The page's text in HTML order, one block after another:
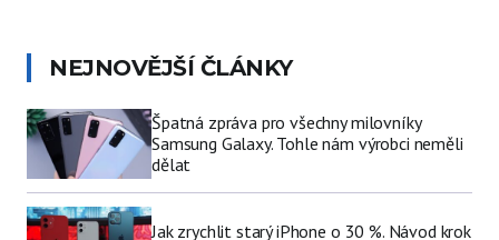
NEJNOVĚJŠÍ ČLÁNKY
Špatná zpráva pro všechny milovníky
Samsung Galaxy. Tohle nám výrobci neměli
dělat
Jak zrychlit starý iPhone o 30 %. Návod krok